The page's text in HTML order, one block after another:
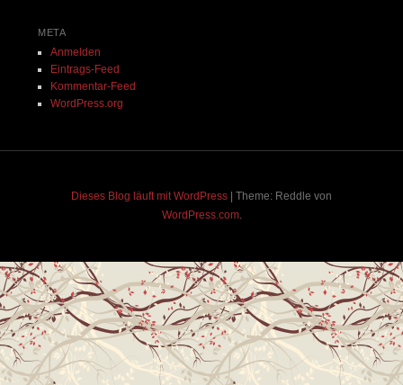
META
Anmelden
Eintrags-Feed
Kommentar-Feed
WordPress.org
Dieses Blog läuft mit WordPress
Theme: Reddle von
WordPress.com.